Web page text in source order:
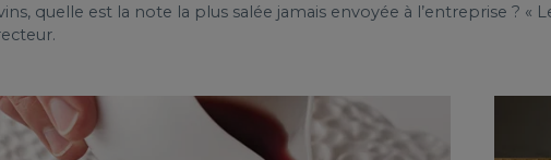
quelle est la note la plus salée jamais envoyée à l’entreprise ?